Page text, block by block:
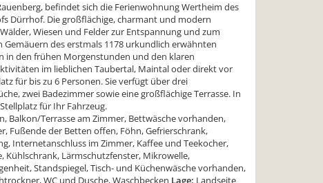
befindet sich die Ferienwohnung Wertheim des
Dürrhof. Die großflächige, charmant und modern
Wiesen und Felder zur Entspannung und zum
des erstmals 1178 urkundlich erwähnten
in den frühen Morgenstunden und den klaren
im lieblichen Taubertal, Maintal oder direkt vor
für bis zu 6 Personen. Sie verfügt über drei
zwei Badezimmer sowie eine großflächige Terrasse. In
für Ihr Fahrzeug.
Balkon/Terrasse am Zimmer, Bettwäsche vorhanden,
Fußende der Betten offen, Föhn, Gefrierschrank,
Internetanschluss im Zimmer, Kaffee und Teekocher,
Kühlschrank, Lärmschutzfenster, Mikrowelle,
Standspiegel, Tisch- und Küchenwäsche vorhanden,
WC und Dusche, Waschbecken Lage: Landseite